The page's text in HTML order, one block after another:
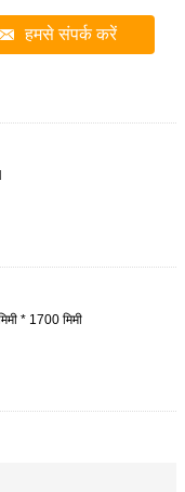
हमसे संपर्क करें
* 1700 मिमी